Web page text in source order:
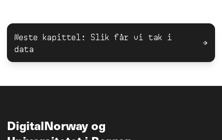
Neste kapittel: Slik får vi tak i
data
→
DigitalNorwayog